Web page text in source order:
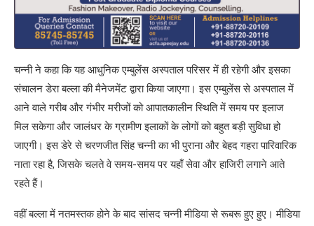
चन्नी ने कहा कि यह आधुनिक एम्बुलेंस अस्पताल परिसर में ही रहेगी और इसका
संचालन डेरा बल्ला की मैनेजमेंट द्वारा किया जाएगा। इस एम्बुलेंस से अस्पताल में
आने वाले गरीब और गंभीर मरीजों को आपातकालीन स्थिति में समय पर इलाज
मिल सकेगा और जालंधर के ग्रामीण इलाकों के लोगों को बहुत बड़ी सुविधा हो
जाएगी। इस डेरे से चरणजीत सिंह चन्नी का भी पुराना और बेहद गहरा पारिवारिक
नाता रहा है, जिसके चलते वे समय-समय पर यहाँ सेवा और हाजिरी लगाने आते
रहते हैं।
वहीं बल्ला में नतमस्तक होने के बाद सांसद चन्नी मीडिया से रूबरू हुए हुए। मीडिया